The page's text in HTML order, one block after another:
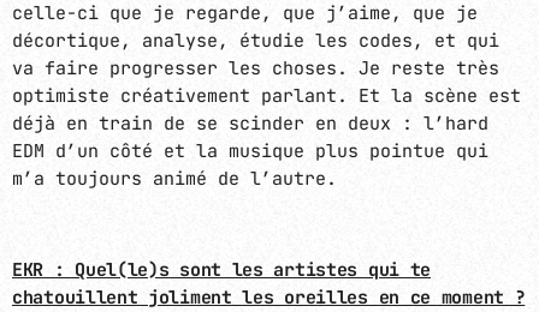
celle-ci que je regarde, que j’aime, que je
décortique, analyse, étudie les codes, et qui
va faire progresser les choses. Je reste très
optimiste créativement parlant. Et la scène est
déjà en train de se scinder en deux : l’hard
EDM d’un côté et la musique plus pointue qui
m’a toujours animé de l’autre.
EKR : Quel(le)s sont les artistes qui te
chatouillent joliment les oreilles en ce moment ?